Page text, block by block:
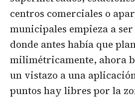
centros comerciales o
municipales empieza a
donde antes había que
milimétricamente, ahora
un vistazo a una
puntos hay libres por la